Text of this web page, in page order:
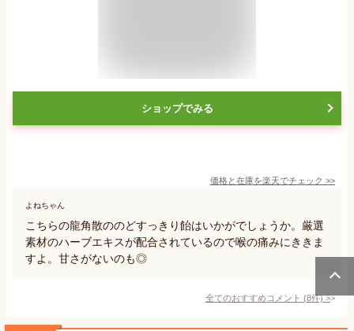
ショップでみる
価格と在庫を楽天でチェック >>
よねちゃん
こちらの龍角散ののどすっきり飴はいかがでしょうか。厳選
素材のハーブエキスが配合されているので喉の痛みにききま
すよ。甘さがないのも◎
全てのおすすめコメント (8件)>